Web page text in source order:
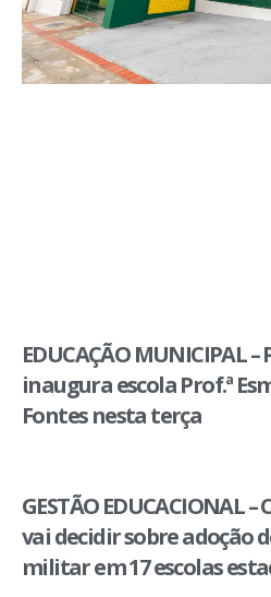
EDUCAÇÃO MUNICIPAL
inaugura escola Prof.ª
Fontes nesta terça
GESTÃO EDUCACIONAL
vai decidir sobre adoção
militar em 17 escolas